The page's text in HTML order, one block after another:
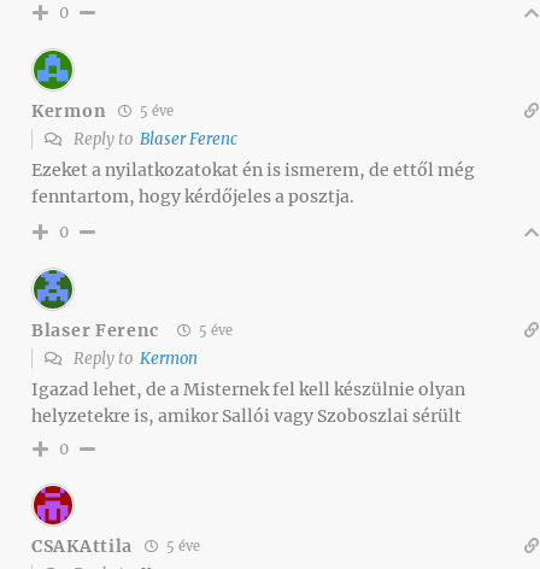
0
Kermon 5 éve
Reply to Blaser Ferenc
Ezeket a nyilatkozatokat én is ismerem, de ettől még
fenntartom, hogy kérdőjeles a posztja.
0
Blaser Ferenc 5 éve
Reply to Kermon
Igazad lehet, de a Misternek fel kell készülnie olyan
helyzetekre is, amikor Sallói vagy Szoboszlai sérült
0
CSAKAttila 5 éve